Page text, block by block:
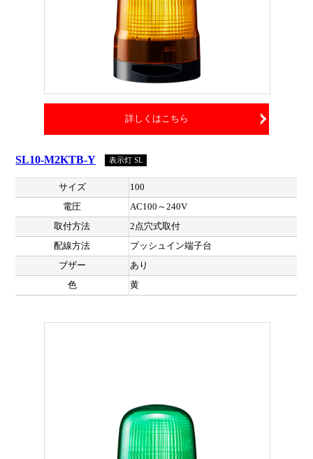
詳しくはこちら
SL10-M2KTB-Y 表示灯 SL
サイズ
100
電圧
AC100～240V
取付方法
2点穴式取付
配線方法
プッシュイン端子台
ブザー
あり
色
黄